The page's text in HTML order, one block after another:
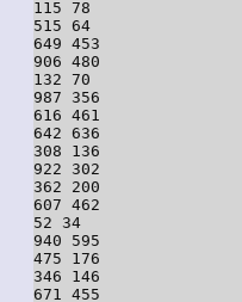
115 78
515 64
649 453
906 480
132 70
987 356
616 461
642 636
308 136
922 302
362 200
607 462
52 34
940 595
475 176
346 146
671 455